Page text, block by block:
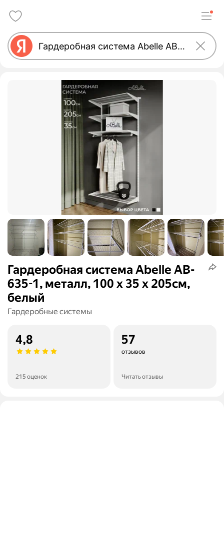
Гардеробная система Abelle AB-
635-1, металл, 100 x 35 x 205см,
белый
Гардеробные системы
4,8
215 оценок
57
отзывов
Читать отзывы